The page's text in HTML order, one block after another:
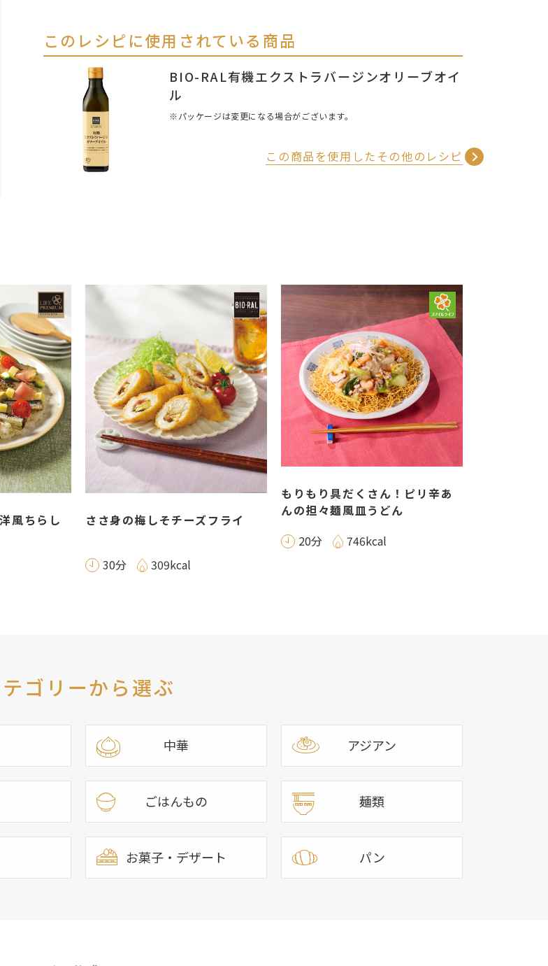
このレシピに使用されている商品
BIO-RAL有機エクストラバージンオリーブオイ
ル
※パッケージは変更になる場合がございます。
この商品を使用したその他のレシピ
風ちらし
ささ身の梅しそチーズフライ
30分 309kcal
もりもり具だくさん！ピリ辛あ
んの担々麺風皿うどん
20分
746kcal
ゴリーから選ぶ
中華 アジアン
ごはんもの 麺類
お菓子・デザート パン